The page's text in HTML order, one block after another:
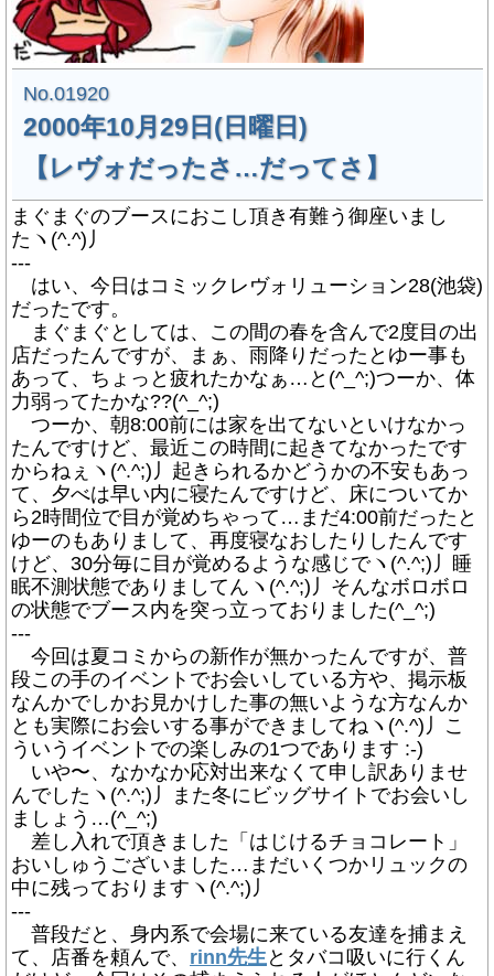
No.01920
2000年10月29日(日曜日)
【レヴォだったさ…だってさ】
まぐまぐのブースにおこし頂き有難う御座いまし
たヽ(^.^)丿
---
はい、今日はコミックレヴォリューション28(池袋)
だったです。
まぐまぐとしては、この間の春を含んで2度目の出
店だったんですが、まぁ、雨降りだったとゆー事も
あって、ちょっと疲れたかなぁ…と(^_^;)つーか、体
力弱ってたかな??(^_^;)
つーか、朝8:00前には家を出てないといけなかっ
たんですけど、最近この時間に起きてなかったです
からねぇヽ(^.^;)丿起きられるかどうかの不安もあっ
て、夕べは早い内に寝たんですけど、床についてか
ら2時間位で目が覚めちゃって…まだ4:00前だったと
ゆーのもありまして、再度寝なおしたりしたんです
けど、30分毎に目が覚めるような感じでヽ(^.^;)丿睡
眠不測状態でありましてんヽ(^.^;)丿そんなボロボロ
の状態でブース内を突っ立っておりました(^_^;)
---
今回は夏コミからの新作が無かったんですが、普
段この手のイベントでお会いしている方や、掲示板
なんかでしかお見かけした事の無いような方なんか
とも実際にお会いする事ができましてねヽ(^.^)丿こ
ういうイベントでの楽しみの1つであります :-)
いや〜、なかなか応対出来なくて申し訳ありませ
んでしたヽ(^.^;)丿また冬にビッグサイトでお会いし
ましょう…(^_^;)
差し入れで頂きました「はじけるチョコレート」
おいしゅうございました…まだいくつかリュックの
中に残っておりますヽ(^.^;)丿
---
普段だと、身内系で会場に来ている友達を捕まえ
て、店番を頼んで、 rinn先生とタバコ吸いに行くん